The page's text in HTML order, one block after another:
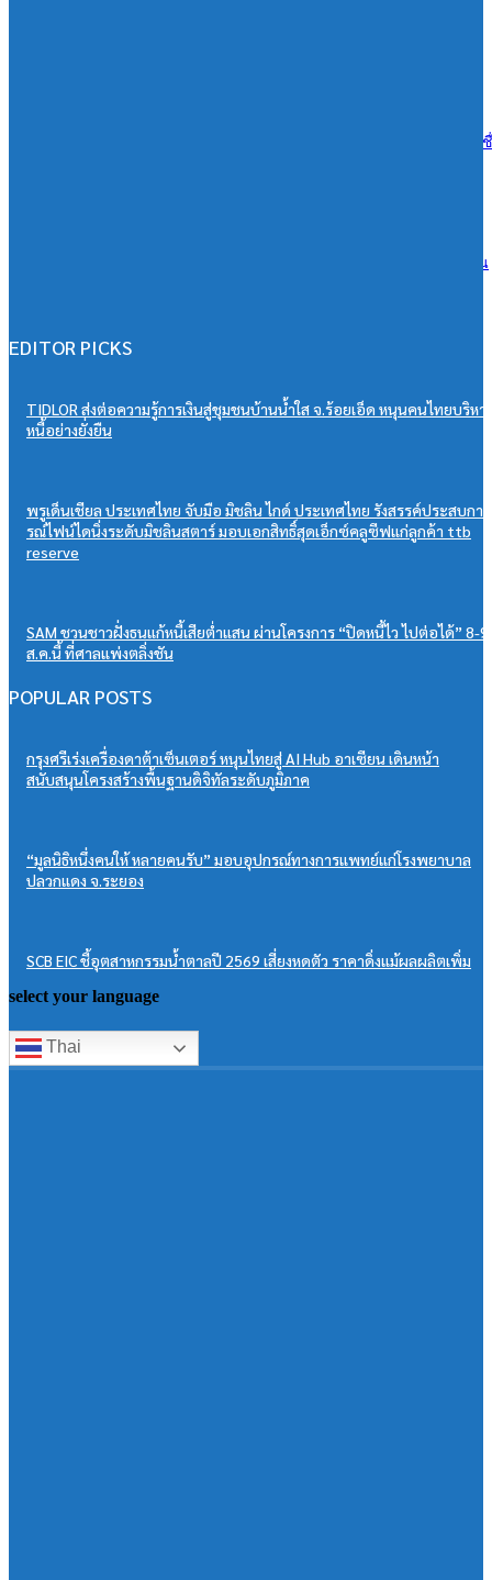
เอสซีจี ผนึก ม.มหิดล ยกระดับ Work-based Learning ปั้น Future Talent เ
วิริยะประกันภัย หนุนเยาวชนสู่เวทีวิชาการประกันภัย มอบทุนสนับสนุน
EDITOR PICKS
TIDLOR ส่งต่อความรู้การเงินสู่ชุมชนบ้านน้ำใส จ.ร้อยเอ็ด หนุนคนไทยบริหา
หนี้อย่างยั่งยืน
พรูเด็นเชียล ประเทศไทย จับมือ มิชลิน ไกด์ ประเทศไทย รังสรรค์ประสบกา
รณ์ไฟน์ไดนิ่งระดับมิชลินสตาร์ มอบเอกสิทธิ์สุดเอ็กซ์คลูซีฟแก่ลูกค้า ttb
reserve
SAM ชวนชาวฝั่งธนแก้หนี้เสียต่ำแสน ผ่านโครงการ “ปิดหนี้ไว ไปต่อได้” 8-9
ส.ค.นี้ ที่ศาลแพ่งตลิ่งชัน
POPULAR POSTS
กรุงศรีเร่งเครื่องดาต้าเซ็นเตอร์ หนุนไทยสู่ AI Hub อาเซียน เดินหน้า
สนับสนุนโครงสร้างพื้นฐานดิจิทัลระดับภูมิภาค
“มูลนิธิหนึ่งคนให้ หลายคนรับ” มอบอุปกรณ์ทางการแพทย์แก่โรงพยาบาล
ปลวกแดง จ.ระยอง
SCB EIC ชี้อุตสาหกรรมน้ำตาลปี 2569 เสี่ยงหดตัว ราคาดิ่งแม้ผลผลิตเพิ่ม
select your language
Thai